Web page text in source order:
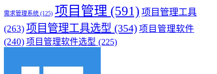
需求管理系统 (125) 项目管理 (591) 项目管理工具
(263)项目管理工具选型 (354) 项目管理软件
(240) 项目管理软件选型 (225)